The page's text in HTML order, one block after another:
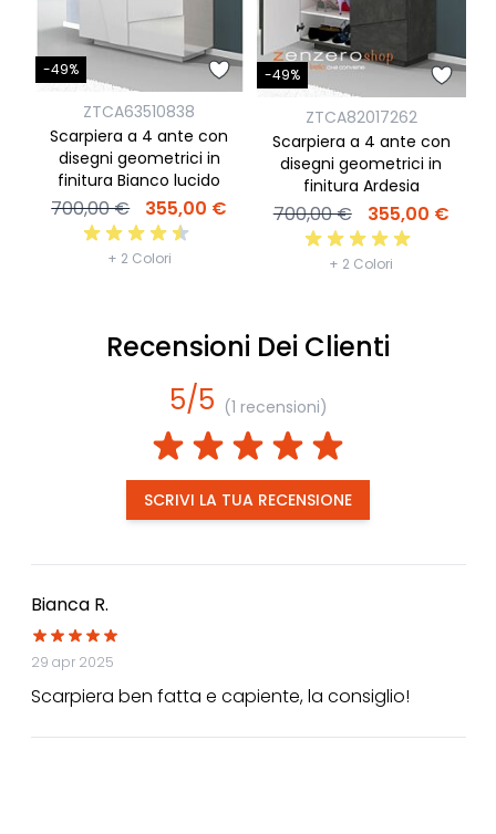
-49%
ZTCA63510838
Scarpiera a 4 ante con
disegni geometrici in
finitura Bianco lucido
700,00 € 355,00 €
+ 2 Colori
-49%
ZTCA82017262
Scarpiera a 4 ante con
disegni geometrici in
finitura Ardesia
700,00 € 355,00 €
+ 2 Colori
Recensioni Dei Clienti
5/5 (1 recensioni)
SCRIVI LA TUA RECENSIONE
Bianca R.
29 apr 2025
Scarpiera ben fatta e capiente, la consiglio!